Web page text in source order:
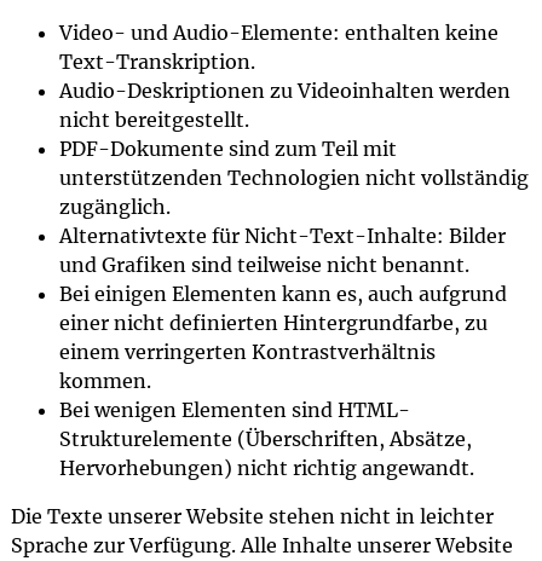
Video- und Audio-Elemente: enthalten keine
Text-Transkription.
Audio-Deskriptionen zu Videoinhalten werden
nicht bereitgestellt.
PDF-Dokumente sind zum Teil mit
unterstützenden Technologien nicht vollständig
zugänglich.
Alternativtexte für Nicht-Text-Inhalte: Bilder
und Grafiken sind teilweise nicht benannt.
Bei einigen Elementen kann es, auch aufgrund
einer nicht definierten Hintergrundfarbe, zu
einem verringerten Kontrastverhältnis
kommen.
Bei wenigen Elementen sind HTML-
Strukturelemente (Überschriften, Absätze,
Hervorhebungen) nicht richtig angewandt.
Die Texte unserer Website stehen nicht in leichter
Sprache zur Verfügung. Alle Inhalte unserer Website